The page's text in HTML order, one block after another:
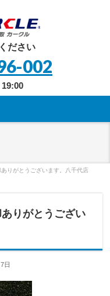
ださい
002
りがとうございます。八千代店
りがとうござい
日